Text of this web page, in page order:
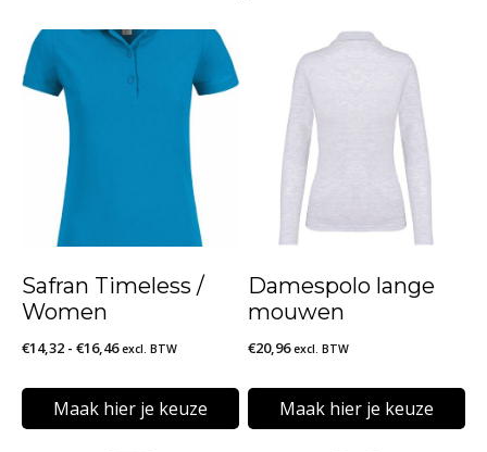
Safran Timeless /
Women
€14,32 - €16,46Prijsklasse:
tot
€16,46
excl. BTW
Maak hier je keuze
Damespolo lange
mouwen
€20,96 excl. BTW
Maak hier je keuze